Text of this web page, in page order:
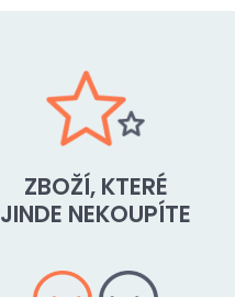
ZBOŽÍ, KTERÉ
JINDE NEKOUPÍTE